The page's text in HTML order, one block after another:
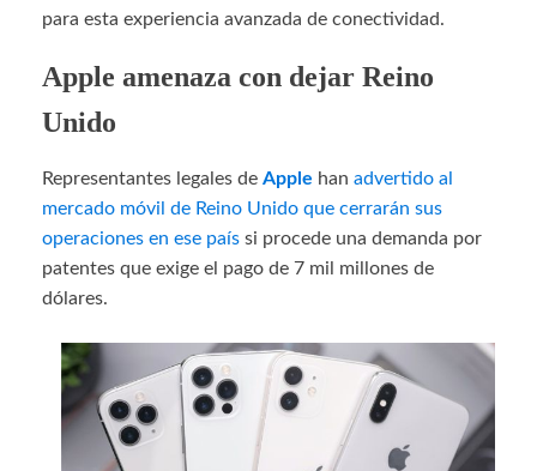
para esta experiencia avanzada de conectividad.
Apple amenaza con dejar Reino
Unido
Representantes legales de Apple han advertido al
mercado móvil de Reino Unido que cerrarán sus
operaciones en ese país si procede una demanda por
patentes que exige el pago de 7 mil millones de
dólares.